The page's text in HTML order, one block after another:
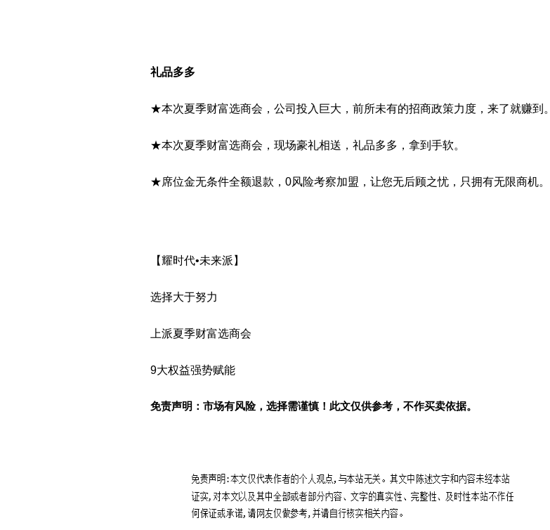
礼品多多
★本次夏季财富选商会，公司投入巨大，前所未有的招商政策力度，来了就赚到。
★本次夏季财富选商会，现场豪礼相送，礼品多多，拿到手软。
★席位金无条件全额退款，0风险考察加盟，让您无后顾之忧，只拥有无限商机。
【耀时代•未来派】
选择大于努力
上派夏季财富选商会
9大权益强势赋能
免责声明：市场有风险，选择需谨慎！此文仅供参考，不作买卖依据。